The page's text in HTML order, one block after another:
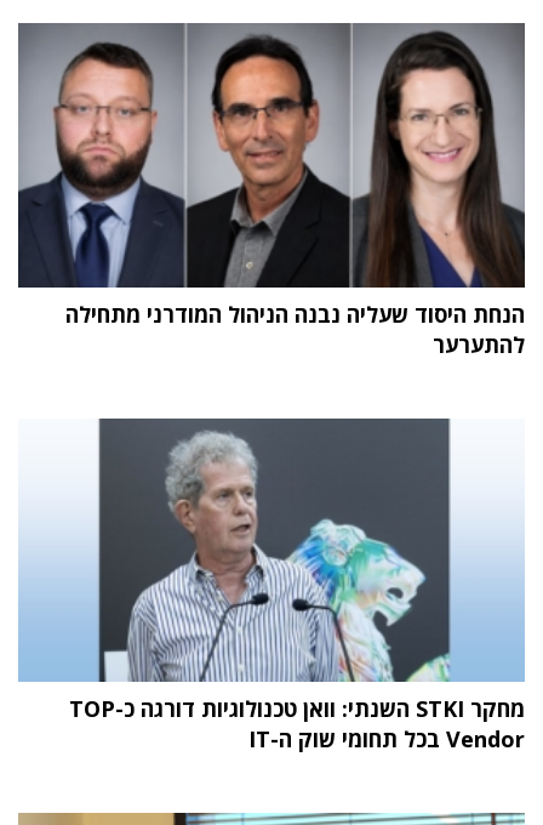
הנחת היסוד שעליה נבנה הניהול המודרני מתחילה
להתערער
מחקר STKI השנתי: וואן טכנולוגיות דורגה כ-TOP
Vendor בכל תחומי שוק ה-IT